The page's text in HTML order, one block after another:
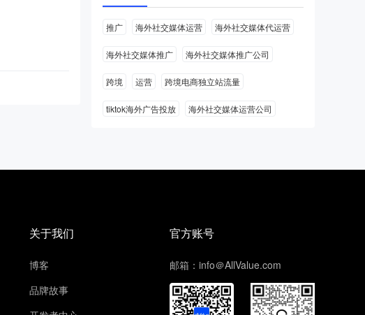
推广 海外社交媒体运营 海外社交媒体代运营
海外社交媒体推广 海外社交媒体推广公司
跨境 运营 跨境电商独立站流量
tiktok海外广告投放 海外社交媒体运营公司
关于我们
博客
品牌故事
官方账号
邮箱：info＠AllValue.com